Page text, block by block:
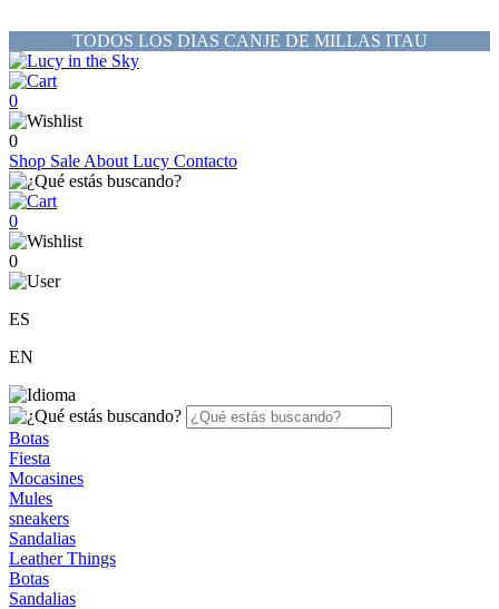
TODOS LOS DIAS CANJE DE MILLAS ITAU
0
0
Shop Sale About Lucy Contacto
0
0
ES
EN
Botas
Fiesta
Mocasines
Mules
sneakers
Sandalias
Leather Things
Botas
Sandalias